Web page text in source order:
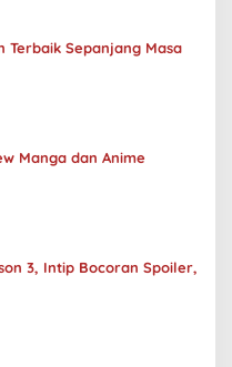
Terbaik Sepanjang Masa
Manga dan Anime
3, Intip Bocoran Spoiler,